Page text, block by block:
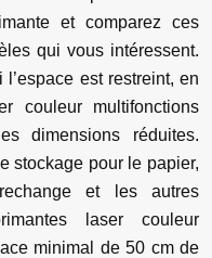
et comparez ces
qui vous intéressent.
est restreint, en
couleur multifonctions
dimensions réduites.
stockage pour le papier,
et les autres
laser couleur
minimal de 50 cm de